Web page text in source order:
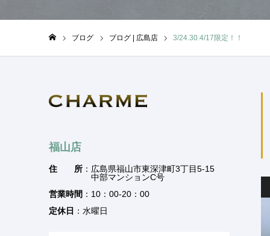
ブログ ブログ | 広島店 3/24.30.4/17限定！！
福山店
住 所 ：広島県福山市東深津町3丁目5-15
中部マンションC号
営業時間 ：10：00-20：00
定休日 ：水曜日